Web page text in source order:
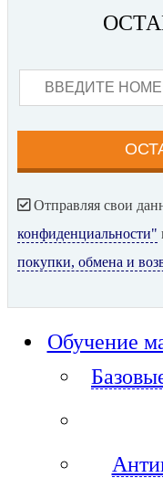
Отправляя свои
конфиденциальности"
покупки, обмена и
Обучение